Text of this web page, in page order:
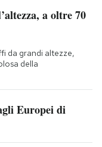
a oltre 70
da grandi altezze,
della
Europei di